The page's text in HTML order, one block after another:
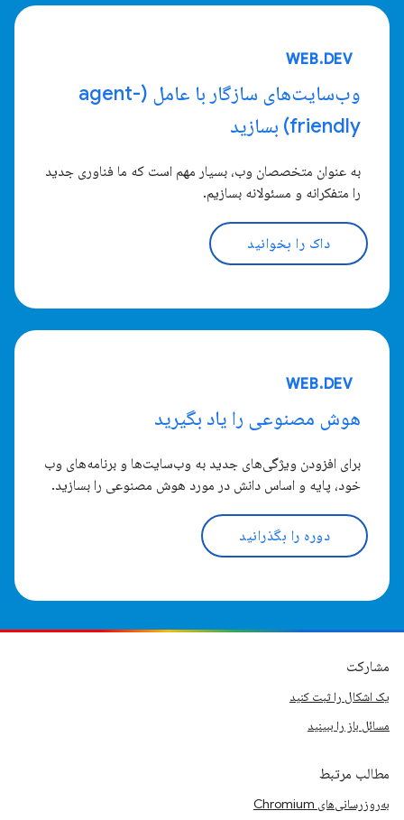
WEB.DEV
وب‌سایت‌های سازگار با عامل (agent-
friendly) بسازید
به عنوان متخصصان وب، بسیار مهم است که ما فناوری جدید
را متفکرانه و مسئولانه بسازیم.
داک را بخوانید
WEB.DEV
هوش مصنوعی را یاد بگیرید
برای افزودن ویژگی‌های جدید به وب‌سایت‌ها و برنامه‌های وب
خود، پایه و اساس دانش در مورد هوش مصنوعی را بسازید.
دوره را بگذرانید
مشارکت
یک اشکال را ثبت کنید
مسائل باز را ببینید
مطالب مرتبط
به‌روزرسانی‌های Chromium